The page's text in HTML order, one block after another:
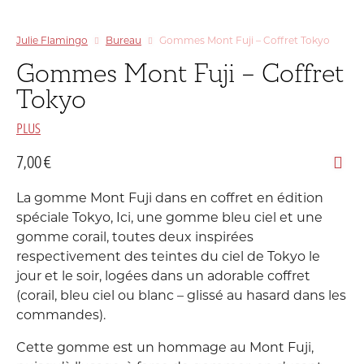
Julie Flamingo Bureau Gommes Mont Fuji – Coffret Tokyo
Gommes Mont Fuji – Coffret
Tokyo
PLUS
7,00€
La gomme Mont Fuji dans en coffret en édition
spéciale Tokyo, Ici, une gomme bleu ciel et une
gomme corail, toutes deux inspirées
respectivement des teintes du ciel de Tokyo le
jour et le soir, logées dans un adorable coffret
(corail, bleu ciel ou blanc – glissé au hasard dans les
commandes).
Cette gomme est un hommage au Mont Fuji,